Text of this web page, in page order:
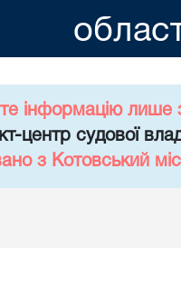
інформацію лише
центр судової
з Котовський